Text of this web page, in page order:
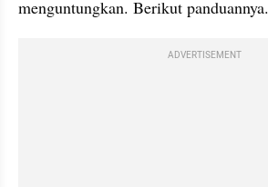
menguntungkan. Berikut panduannya.
ADVERTISEMENT